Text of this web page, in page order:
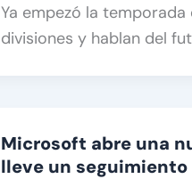
Ya empezó la
divisiones y hablan del
Microsoft abre una
lleve un